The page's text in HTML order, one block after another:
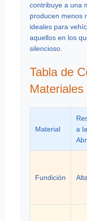
contribuye a una
producen menos
ideales para
aquellos en los
silencioso.
Tabla de
Materiales
Material
a la
Fundición Alta